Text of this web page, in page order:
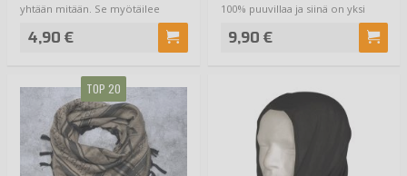
yhtään mitään. Se myötäilee
4,90 €
100% puuvillaa ja siinä on yksi
9,90 €
TOP 20